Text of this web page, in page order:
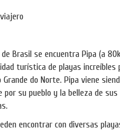
Brasil se encuentra Pipa (a
turística de playas increíbles
do Norte. Pipa viene
por su pueblo y la belleza de sus
encontrar con diversas